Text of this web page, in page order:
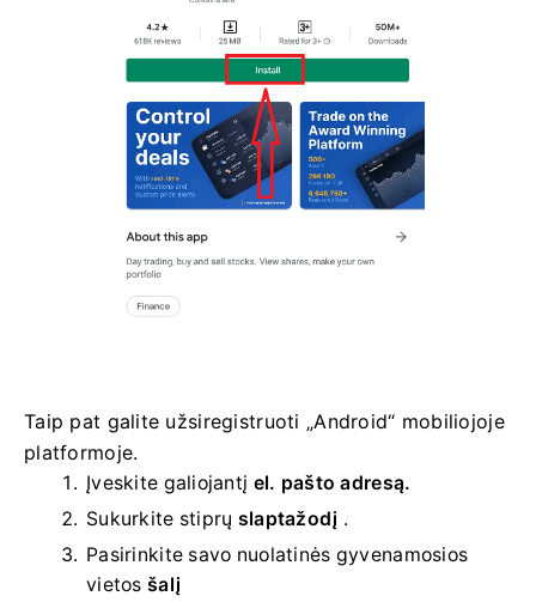
Taip pat galite užsiregistruoti „Android“ mobiliojoje
platformoje.
Įveskite galiojantį el. pašto adresą.
Sukurkite stiprų slaptažodį .
Pasirinkite savo nuolatinės gyvenamosios
vietos šalį